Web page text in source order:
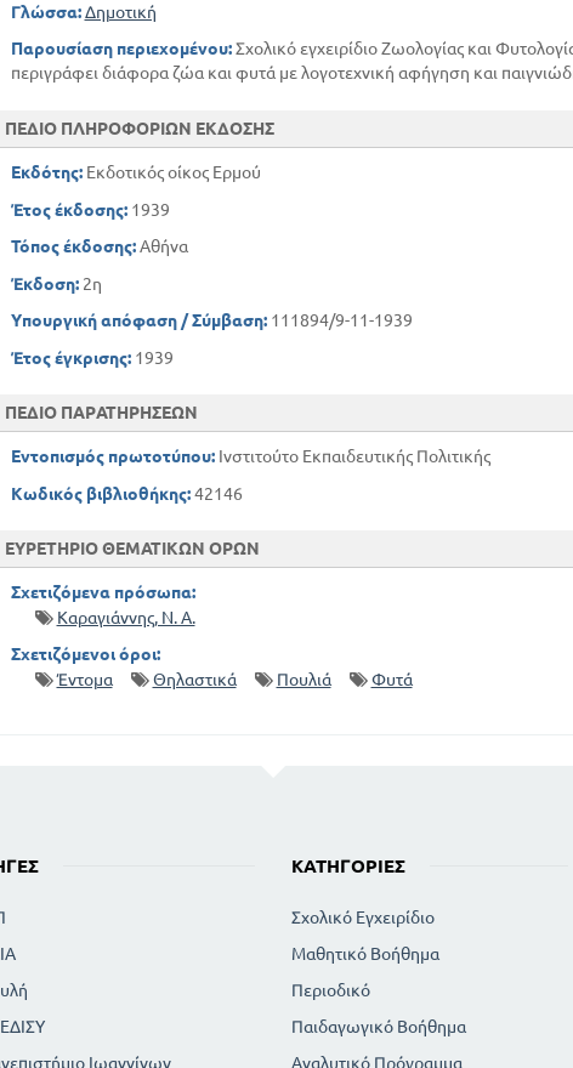
Γλώσσα: Δημοτική
Παρουσίαση περιεχομένου:Σχολικό εγχειρίδιο Ζωολογίας και
περιγράφει διάφορα ζώα και φυτά με λογοτεχνική αφήγηση και
ΠΕΔΙΟ ΠΛΗΡΟΦΟΡΙΩΝ ΕΚΔΟΣΗΣ
Εκδότης:Εκδοτικός οίκος Ερμού
Έτος έκδοσης:1939
Τόπος έκδοσης:Αθήνα
Έκδοση:2η
Υπουργική απόφαση / Σύμβαση:111894/9-11-1939
Έτος έγκρισης:1939
ΠΕΔΙΟ ΠΑΡΑΤΗΡΗΣΕΩΝ
Εντοπισμός πρωτοτύπου:Ινστιτούτο Εκπαιδευτικής Πολιτικής
Κωδικός βιβλιοθήκης:42146
ΕΥΡΕΤΗΡΙΟ ΘΕΜΑΤΙΚΩΝ ΟΡΩΝ
Σχετιζόμενα πρόσωπα:
Καραγιάννης, Ν. Α.
Σχετιζόμενοι όροι:
Έντομα
Θηλαστικά Πουλιά Φυτά
Ιωαννίνων
ΚΑΤΗΓΟΡΊΕΣ
Σχολικό Εγχειρίδιο
Μαθητικό Βοήθημα
Περιοδικό
Παιδαγωγικό Βοήθημα
Αναλυτικό Πρόγραμμα